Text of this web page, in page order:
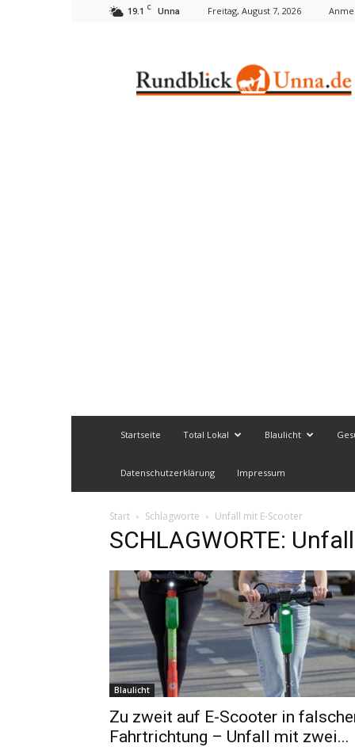
19.1 C Unna Freitag, August 7, 2026
Startseite Total Lokal Blaulicht
Datenschutzerklärung Impressum
Start Schlagworte Unfall mit E-Scooter
SCHLAGWORTE:
Blaulicht
Zu zweit auf E-Scooter in
Fahrtrichtung – Unfall mit zwei...